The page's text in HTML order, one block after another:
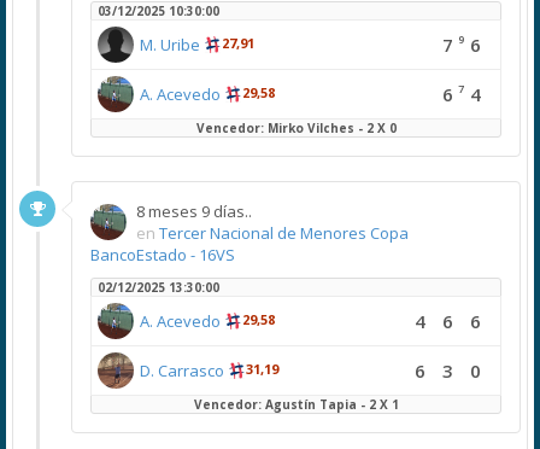
03/12/2025 10:30:00
M. Uribe 27,91 7 9 6
A. Acevedo 29,58 6 7 4
Vencedor: Mirko Vilches - 2 X 0
8 meses 9 días..
en Tercer Nacional de Menores Copa
BancoEstado - 16VS
02/12/2025 13:30:00
A. Acevedo 29,58 4 6 6
D. Carrasco 31,19 6 3 0
Vencedor: Agustín Tapia - 2 X 1